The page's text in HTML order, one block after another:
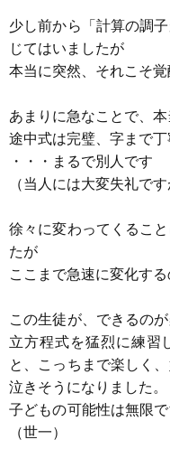
少し前から「計算の調
じてはいましたが
本当に突然、それこそ覚
あまりに急なことで、本
途中式は完璧、字まで
・・・まるで別人です
（当人には大変失礼です
徐々に変わってくるこ
たが
ここまで急速に変化す
この生徒が、できるの
立方程式を猛烈に練習
と、こっちまで楽しく
泣きそうになりました。
子どもの可能性は無限
（世一）